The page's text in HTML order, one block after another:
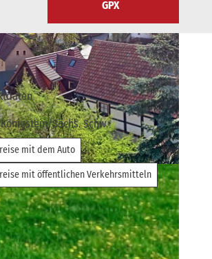
GPX
Königstein/Sächs. Schw.
mit dem Auto
mit öffentlichen Verkehrsmitteln